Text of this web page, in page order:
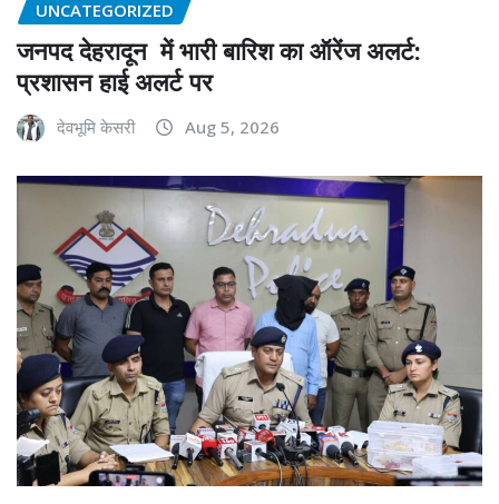
UNCATEGORIZED
जनपद देहरादून में भारी बारिश का ऑरेंज अलर्ट:
प्रशासन हाई अलर्ट पर
देवभूमि केसरी Aug 5, 2026